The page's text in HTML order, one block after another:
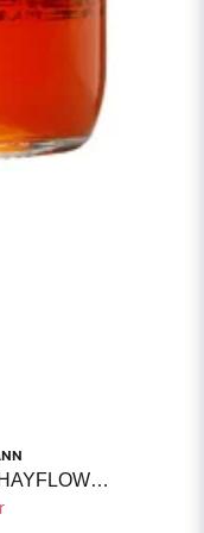
SUSANNE KAUFMANN HAYFLOWER BATH OIL